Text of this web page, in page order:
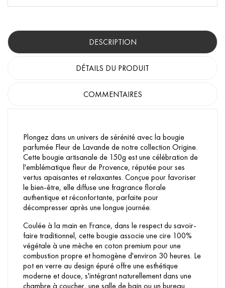
DESCRIPTION
DÉTAILS DU PRODUIT
COMMENTAIRES
Plongez dans un univers de sérénité avec la bougie
parfumée Fleur de Lavande de notre collection Origine.
Cette bougie artisanale de 150g est une célébration de
l'emblématique fleur de Provence, réputée pour ses
vertus apaisantes et relaxantes. Conçue pour favoriser
le bien-être, elle diffuse une fragrance florale
authentique et réconfortante, parfaite pour
décompresser après une longue journée.
Coulée à la main en France, dans le respect du savoir-
faire traditionnel, cette bougie associe une cire 100%
végétale à une mèche en coton premium pour une
combustion propre et homogène d'environ 30 heures. Le
pot en verre au design épuré offre une esthétique
moderne et douce, s'intégrant naturellement dans une
chambre à coucher, une salle de bain ou un bureau.